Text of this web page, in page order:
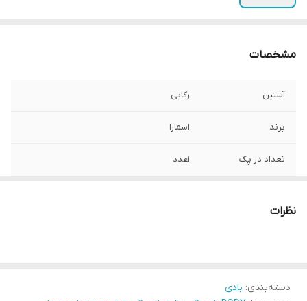
مشخصات
آستین رکابی
برند اسمارا
تعداد در پک 1عدد
قد
نظرات
دسته‌بندی: بادی